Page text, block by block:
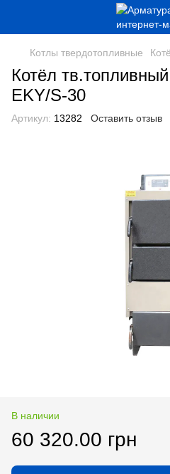
Котлы твердотопливные
Котёл
EKY/S-30
Артикул: 13282 Оставить отзыв
В наличии
60 320.00 грн